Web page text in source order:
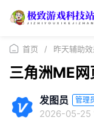
首页 / 昨天辅助
三角洲ME
发图员 管理
2026-05-25